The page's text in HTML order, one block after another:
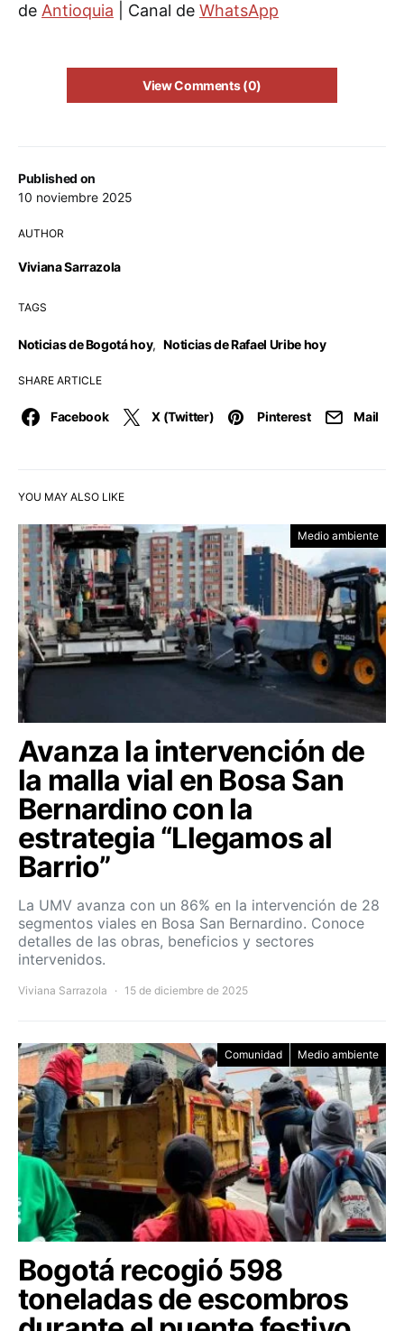
Published on
10 noviembre 2025
AUTHOR
Viviana Sarrazola
TAGS
Noticias de Bogotá hoy, Noticias de Rafael Uribe hoy
SHARE ARTICLE
Facebook X (Twitter) Pinterest Mail
de Antioquia | Canal de WhatsApp
View Comments (0)
YOU MAY ALSO LIKE
Medio ambiente
Avanza la intervención de
la malla vial en Bosa San
Bernardino con la
estrategia “Llegamos al
Barrio”
La UMV avanza con un 86% en la intervención de 28
segmentos viales en Bosa San Bernardino. Conoce
detalles de las obras, beneficios y sectores
intervenidos.
Viviana Sarrazola 15 de diciembre de 2025
Comunidad Medio ambiente
Bogotá recogió 598
toneladas de escombros